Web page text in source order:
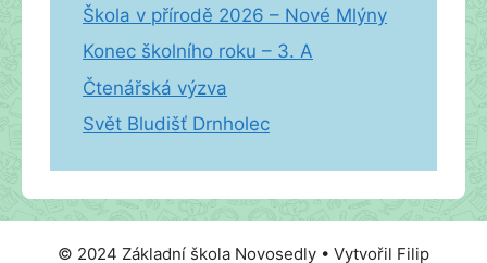
Škola v přírodě 2026 – Nové Mlýny
Konec školního roku – 3. A
Čtenářská výzva
Svět Bludišť Drnholec
© 2024 Základní škola Novosedly • Vytvořil Filip